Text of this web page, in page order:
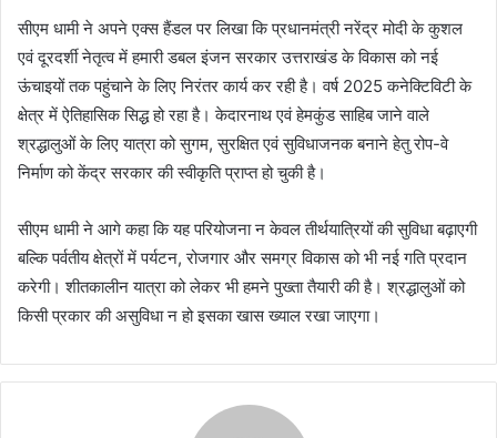
सीएम धामी ने अपने एक्स हैंडल पर लिखा कि प्रधानमंत्री नरेंद्र मोदी के कुशल
एवं दूरदर्शी नेतृत्व में हमारी डबल इंजन सरकार उत्तराखंड के विकास को नई
ऊंचाइयों तक पहुंचाने के लिए निरंतर कार्य कर रही है। वर्ष 2025 कनेक्टिविटी के
क्षेत्र में ऐतिहासिक सिद्ध हो रहा है। केदारनाथ एवं हेमकुंड साहिब जाने वाले
श्रद्धालुओं के लिए यात्रा को सुगम, सुरक्षित एवं सुविधाजनक बनाने हेतु रोप-वे
निर्माण को केंद्र सरकार की स्वीकृति प्राप्त हो चुकी है।
सीएम धामी ने आगे कहा कि यह परियोजना न केवल तीर्थयात्रियों की सुविधा बढ़ाएगी
बल्कि पर्वतीय क्षेत्रों में पर्यटन, रोजगार और समग्र विकास को भी नई गति प्रदान
करेगी। शीतकालीन यात्रा को लेकर भी हमने पुख्ता तैयारी की है। श्रद्धालुओं को
किसी प्रकार की असुविधा न हो इसका खास ख्याल रखा जाएगा।